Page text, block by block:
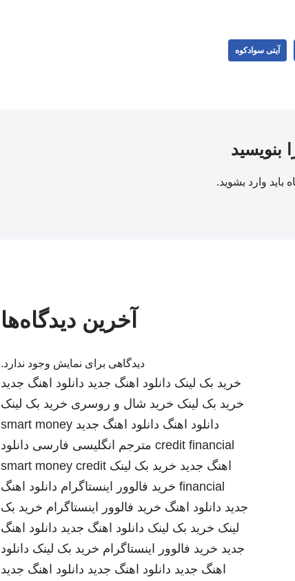
آیتی سوادکوه
بنویسید
باید وارد بشوید.
آخرین دیدگاه‌ها
دیدگاهی برای نمایش وجود ندارد.
خرید بک لینک دانلود اهنگ جدید دانلود اهنگ جدید
خرید بک لینک خرید شال و روسری خرید بک لینک
دانلود اهنگ دانلود اهنگ جدید smart money
credit financial مترجم انگلیسی فارسی دانلود
اهنگ جدید خرید بک لینک smart money credit
financial خرید فالوور اینستاگرام دانلود اهنگ
جدید دانلود اهنگ خرید فالوور اینستاگرام خرید بک
لینک خرید بک لینک دانلود اهنگ جدید دانلود اهنگ
جدید خرید فالوور اینستاگرام خرید بک لینک دانلود
اهنگ جدید دانلود اهنگ جدید دانلود اهنگ جدید